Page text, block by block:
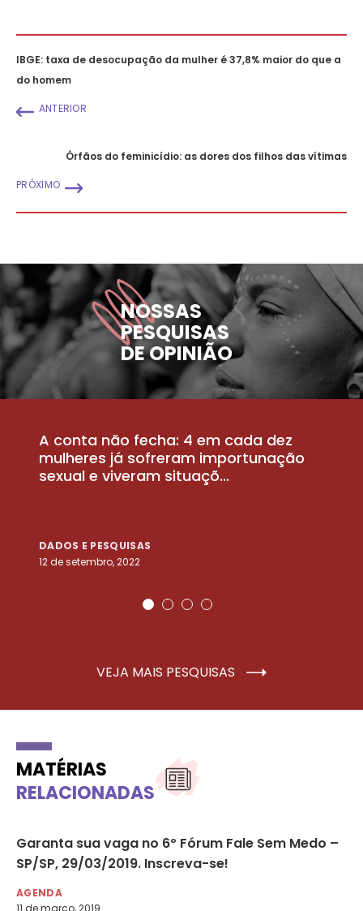
IBGE: taxa de desocupação da mulher é 37,8% maior do que a
do homem
ANTERIOR
Órfãos do feminicídio: as dores dos filhos das vítimas
PRÓXIMO
NOSSAS
PESQUISAS
DE OPINIÃO
A conta não fecha: 4 em cada dez
mulheres já sofreram importunação
sexual e viveram situaçõ...
DADOS E PESQUISAS
12 de setembro, 2022
VEJA MAIS PESQUISAS
MATÉRIAS
RELACIONADAS
Garanta sua vaga no 6º Fórum Fale Sem Medo –
SP/SP, 29/03/2019. Inscreva-se!
AGENDA
11 de março, 2019